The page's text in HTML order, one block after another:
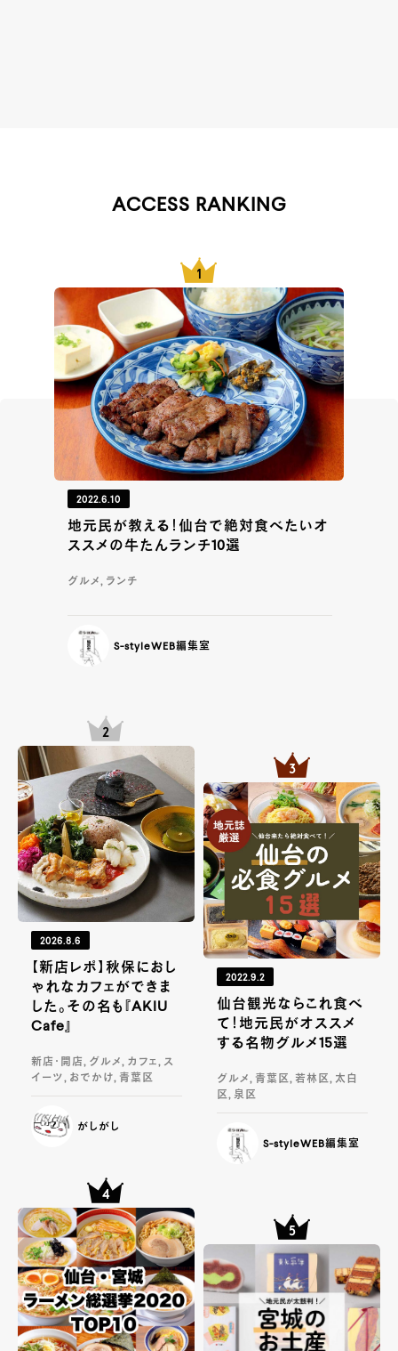
ACCESS RANKING
2022.6.10
地元民が教える！仙台で絶対食べたいオ
ススメの牛たんランチ10選
グルメ, ランチ
S-styleWEB編集室
2026.8.6
【新店レポ】秋保におし
ゃれなカフェができま
した。その名も『AKIU
Cafe』
新店・開店, グルメ, カフェ, ス
イーツ, おでかけ, 青葉区
がしがし
2022.9.2
仙台観光ならこれ食べ
て！地元民がオススメ
する名物グルメ15選
グルメ, 青葉区, 若林区, 太白
区, 泉区
S-styleWEB編集室